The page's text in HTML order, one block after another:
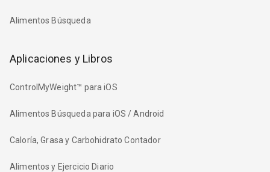
Alimentos Búsqueda
Aplicaciones y Libros
ControlMyWeight™ para iOS
Alimentos Búsqueda para iOS / Android
Caloría, Grasa y Carbohidrato Contador
Alimentos y Ejercicio Diario